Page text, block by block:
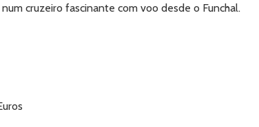
cruzeiro fascinante com voo desde o Funchal.